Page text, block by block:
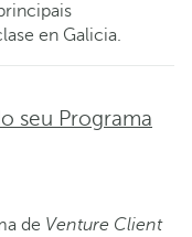
en Galicia.
seu Programa
de Venture Client